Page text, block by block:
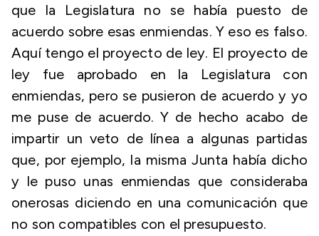
que la Legislatura no se había puesto de
acuerdo sobre esas enmiendas. Y eso es falso.
Aquí tengo el proyecto de ley. El proyecto de
ley fue aprobado en la Legislatura con
enmiendas, pero se pusieron de acuerdo y yo
me puse de acuerdo. Y de hecho acabo de
impartir un veto de línea a algunas partidas
que, por ejemplo, la misma Junta había dicho
y le puso unas enmiendas que consideraba
onerosas diciendo en una comunicación que
no son compatibles con el presupuesto.